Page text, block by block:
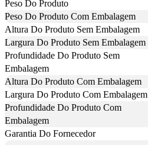
Peso Do Produto
Peso Do Produto Com Embalagem
Altura Do Produto Sem Embalagem
Largura Do Produto Sem Embalagem
Profundidade Do Produto Sem
Embalagem
Altura Do Produto Com Embalagem
Largura Do Produto Com Embalagem
Profundidade Do Produto Com
Embalagem
Garantia Do Fornecedor